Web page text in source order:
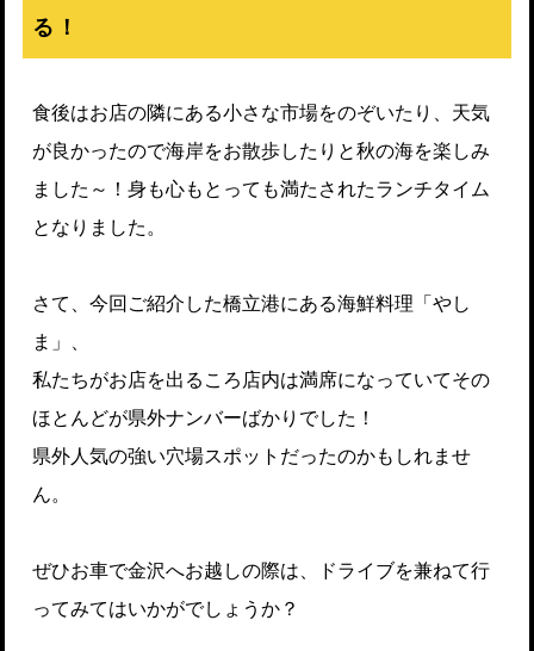
る！
食後はお店の隣にある小さな市場をのぞいたり、天気
が良かったので海岸をお散歩したりと秋の海を楽しみ
ました～！身も心もとっても満たされたランチタイム
となりました。
さて、今回ご紹介した橋立港にある海鮮料理「やし
ま」、
私たちがお店を出るころ店内は満席になっていてその
ほとんどが県外ナンバーばかりでした！
県外人気の強い穴場スポットだったのかもしれませ
ん。
ぜひお車で金沢へお越しの際は、ドライブを兼ねて行
ってみてはいかがでしょうか？